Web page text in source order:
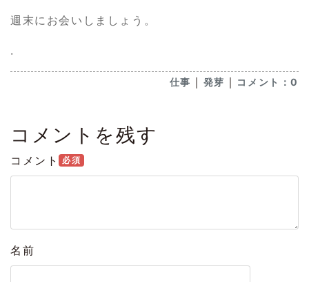
週末にお会いしましょう。
.
仕事 ｜ 発芽 ｜ コメント：0
コメントを残す
コメント 必須
名前